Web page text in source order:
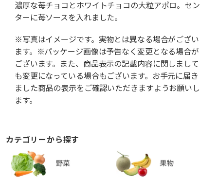
濃厚な苺チョコとホワイトチョコの大粒アポロ。セン
ターに苺ソースを入れました。
※写真はイメージです。実物とは異なる場合がござい
ます。※パッケージ画像は予告なく変更となる場合が
ございます。また、商品表示の記載内容に関しまして
も変更になっている場合もございます。お手元に届き
ました商品の表示をご確認いただきますようお願いし
ます。
カテゴリーから探す